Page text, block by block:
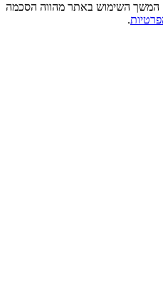
המשך השימוש באתר מהווה הסכמה
.